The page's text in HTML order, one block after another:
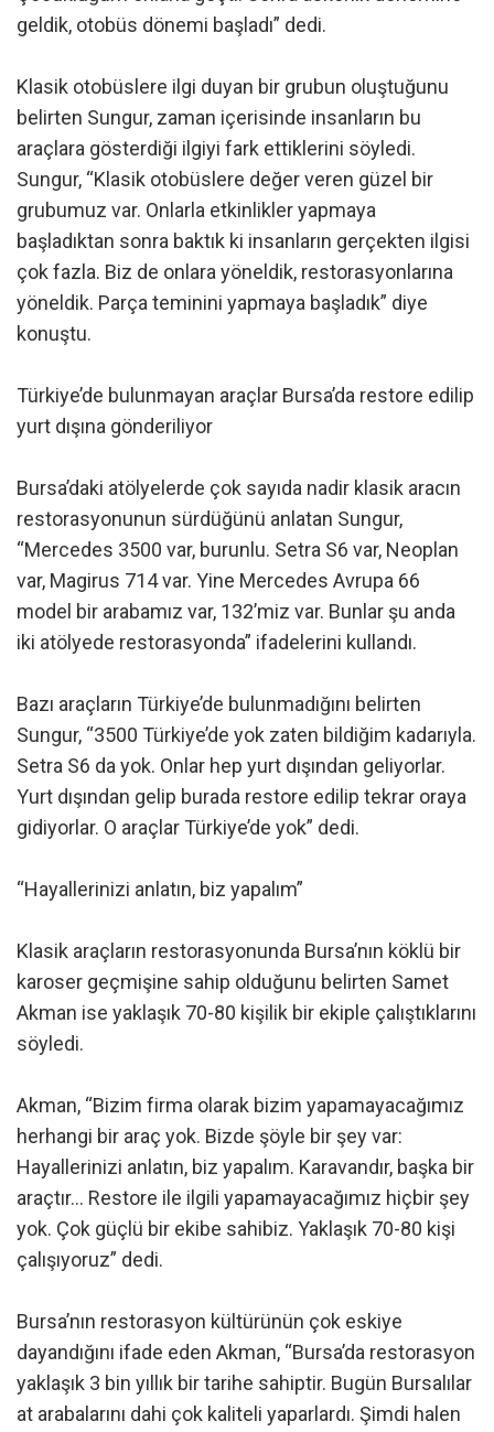
geldik, otobüs dönemi başladı” dedi.
Klasik otobüslere ilgi duyan bir grubun oluştuğunu
belirten Sungur, zaman içerisinde insanların bu
araçlara gösterdiği ilgiyi fark ettiklerini söyledi.
Sungur, “Klasik otobüslere değer veren güzel bir
grubumuz var. Onlarla etkinlikler yapmaya
başladıktan sonra baktık ki insanların gerçekten ilgisi
çok fazla. Biz de onlara yöneldik, restorasyonlarına
yöneldik. Parça teminini yapmaya başladık” diye
konuştu.
Türkiye’de bulunmayan araçlar Bursa’da restore edilip
yurt dışına gönderiliyor
Bursa’daki atölyelerde çok sayıda nadir klasik aracın
restorasyonunun sürdüğünü anlatan Sungur,
“Mercedes 3500 var, burunlu. Setra S6 var, Neoplan
var, Magirus 714 var. Yine Mercedes Avrupa 66
model bir arabamız var, 132’miz var. Bunlar şu anda
iki atölyede restorasyonda” ifadelerini kullandı.
Bazı araçların Türkiye’de bulunmadığını belirten
Sungur, “3500 Türkiye’de yok zaten bildiğim kadarıyla.
Setra S6 da yok. Onlar hep yurt dışından geliyorlar.
Yurt dışından gelip burada restore edilip tekrar oraya
gidiyorlar. O araçlar Türkiye’de yok” dedi.
“Hayallerinizi anlatın, biz yapalım”
Klasik araçların restorasyonunda Bursa’nın köklü bir
karoser geçmişine sahip olduğunu belirten Samet
Akman ise yaklaşık 70-80 kişilik bir ekiple çalıştıklarını
söyledi.
Akman, “Bizim firma olarak bizim yapamayacağımız
herhangi bir araç yok. Bizde şöyle bir şey var:
Hayallerinizi anlatın, biz yapalım. Karavandır, başka bir
araçtır… Restore ile ilgili yapamayacağımız hiçbir şey
yok. Çok güçlü bir ekibe sahibiz. Yaklaşık 70-80 kişi
çalışıyoruz” dedi.
Bursa’nın restorasyon kültürünün çok eskiye
dayandığını ifade eden Akman, “Bursa’da restorasyon
yaklaşık 3 bin yıllık bir tarihe sahiptir. Bugün Bursalılar
at arabalarını dahi çok kaliteli yaparlardı. Şimdi halen